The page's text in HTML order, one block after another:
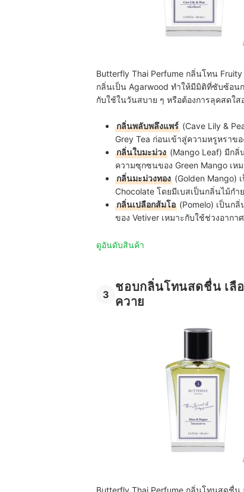
Butterfly Thai Perfume กลิ่นโทน Fruity
กลิ่นเป็น Agarwood ทำให้มีมิติที่ซับซ้อน
กับใช้ในวันสบาย ๆ หรือต้องการลุคสดใ
กลิ่นพลับพลึงแพร์ (Cave Lily &
Grey Tea ก่อนเข้าสู่ความหรูหราข
กลิ่นใบมะม่วง (Mango Leaf) มีกลิ่
ความซุกซนของ Green Mango เ
กลิ่นมะม่วงทอง (Golden Mango)
Chocolate โดยมีเบสเป็นกลิ่นไม้ก
กลิ่นเปลือกส้มโอ (Pomelo) เป็นก
ของ Vetiver เหมาะกับใช้ช่วงอาก
ดูอันดับสินค้า
3
ชอบกลิ่นโทนสดชื่น เลื
ควาย
Butterfly Thai Perfume กลิ่นโทนสดชื่น